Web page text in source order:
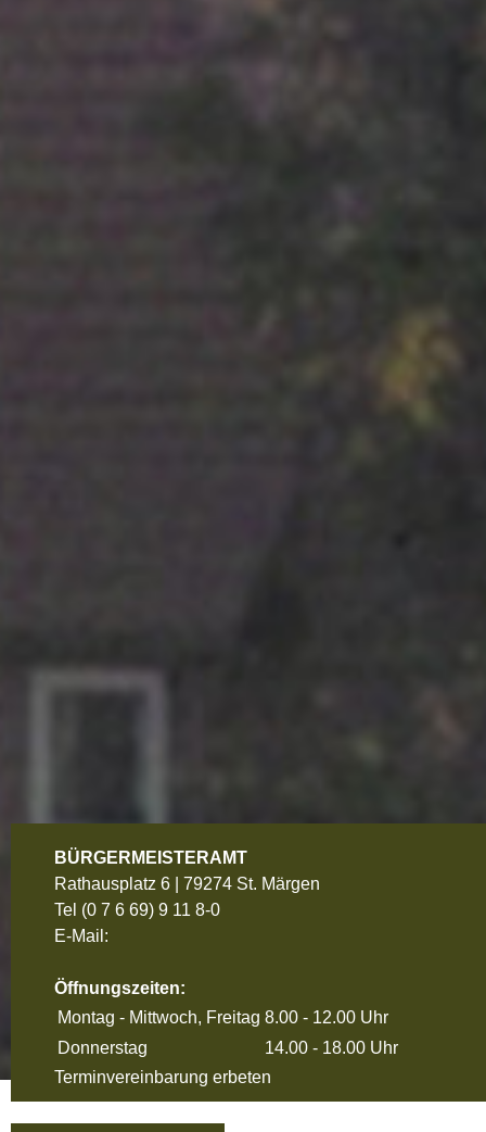
BÜRGERMEISTERAMT
Rathausplatz 6 | 79274 St. Märgen
Tel (0 7 6 69) 9 11 8-0
E-Mail:
Öffnungszeiten:
Montag - Mittwoch, Freitag 8.00 - 12.00 Uhr
Donnerstag
14.00 - 18.00 Uhr
Terminvereinbarung erbeten